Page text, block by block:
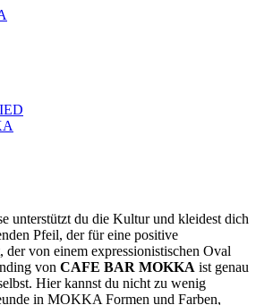
unterstützt du die Kultur und kleidest dich
Pfeil, der für eine positive
der von einem expressionistischen Oval
von CAFE BAR MOKKA ist genau
Hier kannst du nicht zu wenig
in MOKKA Formen und Farben,